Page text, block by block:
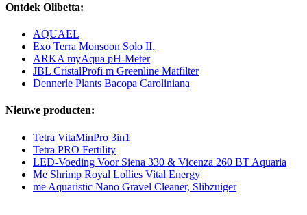
Ontdek Olibetta:
AQUAEL
Exo Terra Monsoon Solo II.
ARKA myAqua pH-Meter
JBL CristalProfi m Greenline Matfilter
Dennerle Plants Bacopa Caroliniana
Nieuwe producten:
Tetra VitaMinPro 3in1
Tetra PRO Fertility
LED-Voeding Voor Siena 330 & Vicenza 260 BT Aquaria
Me Shrimp Royal Lollies Vital Energy
me Aquaristic Nano Gravel Cleaner, Slibzuiger